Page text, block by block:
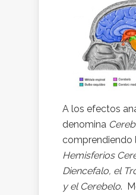
A los efectos
denomina
comprendiendo
Hemisferios
Diencefalo, el
y el Cerebelo.